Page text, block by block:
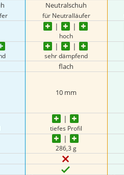
Neutralschuh
für Neutralläufer
hoch
sehr dämpfend
flach
10 mm
tiefes Profil
286,3 g